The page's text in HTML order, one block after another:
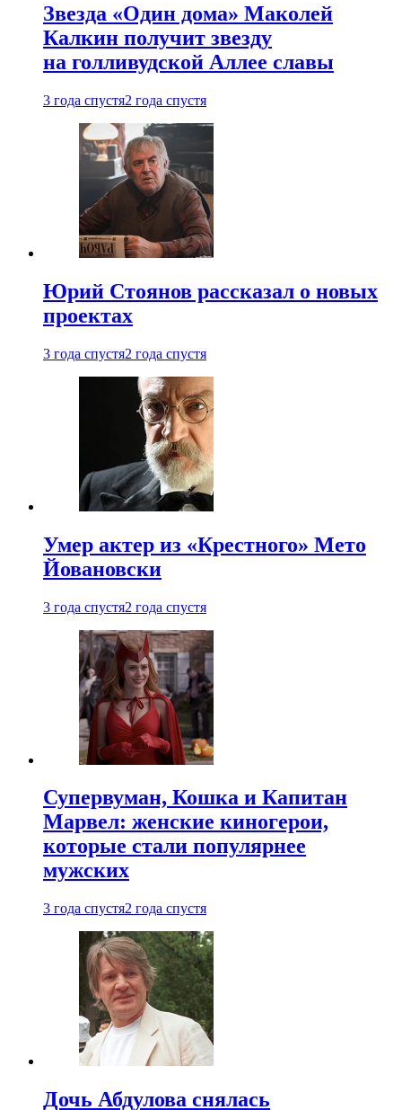
Звезда «Один дома» Маколей
Калкин получит звезду
на голливудской Аллее славы
3 года спустя2 года спустя
Юрий Стоянов рассказал о новых
проектах
3 года спустя2 года спустя
Умер актер из «Крестного» Мето
Йовановски
3 года спустя2 года спустя
Супервуман, Кошка и Капитан
Марвел: женские киногерои,
которые стали популярнее
мужских
3 года спустя2 года спустя
Дочь Абдулова снялась